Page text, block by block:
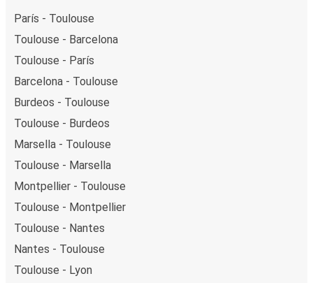
París - Toulouse
Toulouse - Barcelona
Toulouse - París
Barcelona - Toulouse
Burdeos - Toulouse
Toulouse - Burdeos
Marsella - Toulouse
Toulouse - Marsella
Montpellier - Toulouse
Toulouse - Montpellier
Toulouse - Nantes
Nantes - Toulouse
Toulouse - Lyon